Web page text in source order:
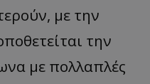
με την
την
με πολλαπλές